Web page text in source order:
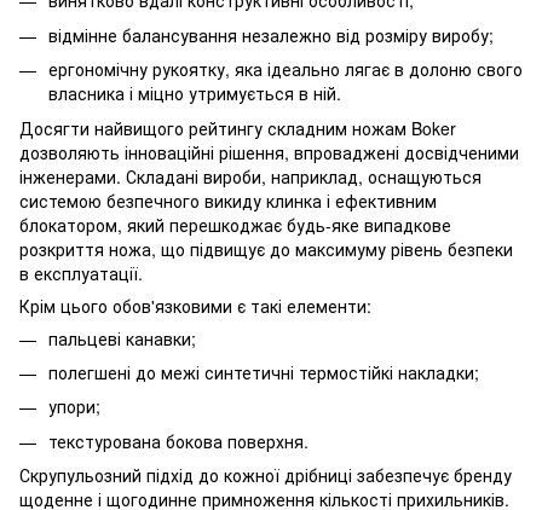
відмінне балансування незалежно від розміру виробу;
ергономічну рукоятку, яка ідеально лягає в долоню свого
власника і міцно утримується в ній.
Досягти найвищого рейтингу складним ножам Boker
дозволяють інноваційні рішення, впроваджені досвідченими
інженерами. Складані вироби, наприклад, оснащуються
системою безпечного викиду клинка і ефективним
блокатором, який перешкоджає будь-яке випадкове
розкриття ножа, що підвищує до максимуму рівень безпеки
в експлуатації.
Крім цього обов'язковими є такі елементи:
пальцеві канавки;
полегшені до межі синтетичні термостійкі накладки;
упори;
текстурована бокова поверхня.
Скрупульозний підхід до кожної дрібниці забезпечує бренду
щоденне і щогодинне примноження кількості прихильників.